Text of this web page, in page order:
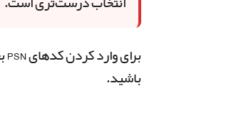
برای وارد کردن کدهای PSN بعد از خرید، راهنمای
باشید.